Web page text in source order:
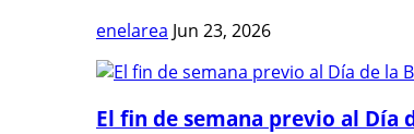
enelarea Jun 23, 2026
El fin de semana previo al Día